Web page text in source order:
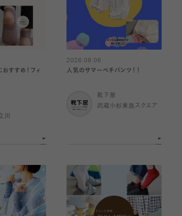
すすめ！フィ
川
2026.08.06
人気のサマーペチパンツ！！
靴下屋
武蔵小杉東急スクエア